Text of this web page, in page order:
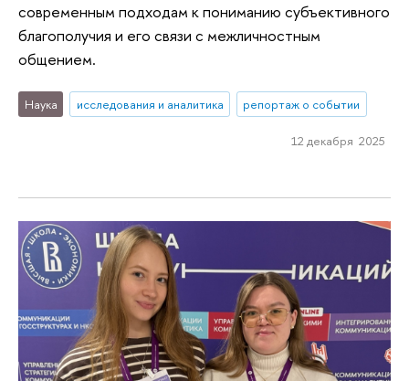
современным подходам к пониманию субъективного
благополучия и его связи с межличностным
общением.
Наука исследования и аналитика репортаж о событии
12 декабря 2025